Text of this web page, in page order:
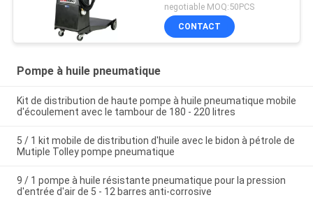
negotiable MOQ:50PCS
CONTACT
Pompe à huile pneumatique
Kit de distribution de haute pompe à huile pneumatique mobile
d'écoulement avec le tambour de 180 - 220 litres
5 / 1 kit mobile de distribution d'huile avec le bidon à pétrole de
Mutiple Tolley pompe pneumatique
9 / 1 pompe à huile résistante pneumatique pour la pression
d'entrée d'air de 5 - 12 barres anti-corrosive